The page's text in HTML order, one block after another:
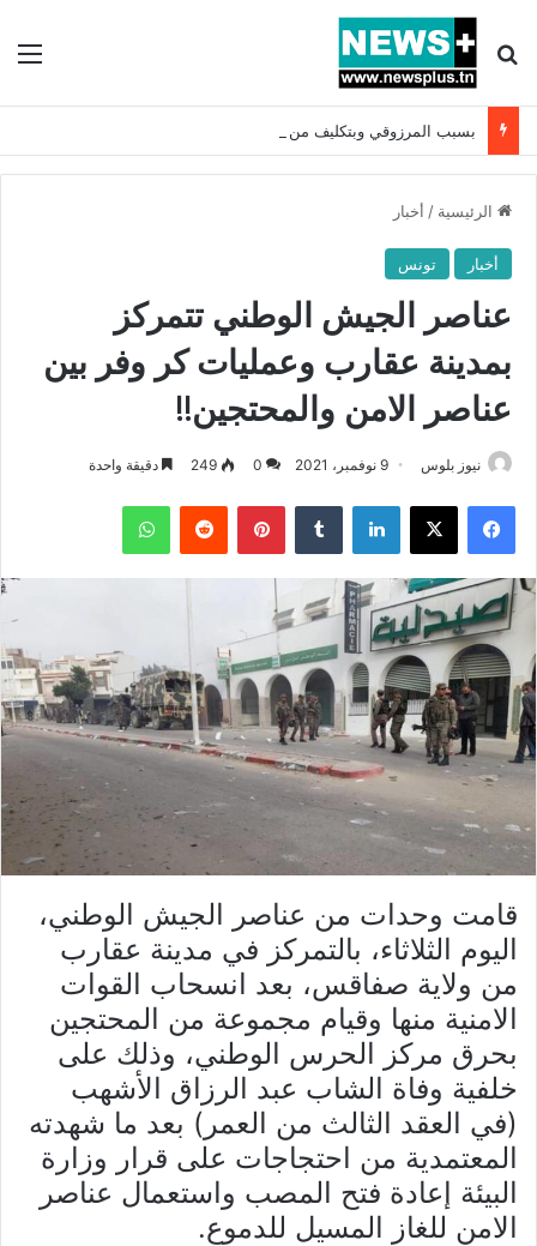
بحث عن
الرئيسية / أخبار
أخبار تونس
عناصر الجيش الوطني تتمركز
بمدينة عقارب وعمليات كر وفر بين
عناصر الامن والمحتجين!!
نيوز بلوس 9 نوفمبر، 2021 0
249 دقيقة واحدة
فيسبوك X لينكدإن بينتيريست واتساب
قامت وحدات من عناصر الجيش الوطني،
اليوم الثلاثاء، بالتمركز في مدينة عقارب
من ولاية صفاقس، بعد انسحاب القوات
الامنية منها وقيام مجموعة من المحتجين
بحرق مركز الحرس الوطني، وذلك على
خلفية وفاة الشاب عبد الرزاق الأشهب
(في العقد الثالث من العمر) بعد ما شهدته
المعتمدية من احتجاجات على قرار وزارة
البيئة إعادة فتح المصب واستعمال عناصر
الامن للغاز المسيل للدموع.